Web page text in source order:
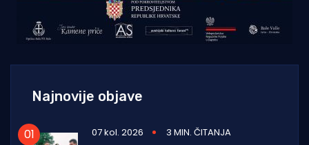
Najnovije objave
07 kol. 2026
3 MIN. ČITANJA